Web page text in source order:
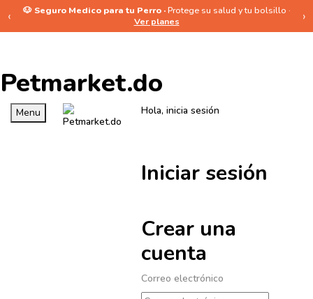
‹ 🐶 Seguro Medico para tu Perro ·Protege su salud y tu bolsillo ·
Ver planes
›
Petmarket.do
Menu Hola, inicia sesión
Iniciar sesión
Crear una
cuenta
Correo electrónico